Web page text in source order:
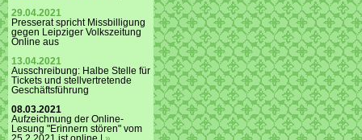
29.04.2021
Presserat spricht Missbilligung
gegen Leipziger Volkszeitung
Online aus
13.04.2021
Ausschreibung: Halbe Stelle für
Tickets und stellvertretende
Geschäftsführung
08.03.2021
Aufzeichnung der Online-
Lesung "Erinnern stören" vom